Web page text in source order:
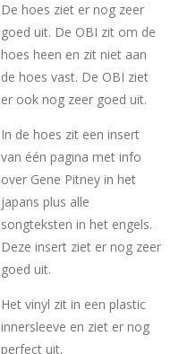
De hoes ziet er nog zeer
goed uit. De OBI zit om de
hoes heen en zit niet aan
de hoes vast. De OBI ziet
er ook nog zeer goed uit.
In de hoes zit een insert
van één pagina met info
over Gene Pitney in het
japans plus alle
songteksten in het engels.
Deze insert ziet er nog zeer
goed uit.
Het vinyl zit in een plastic
innersleeve en ziet er nog
perfect uit.